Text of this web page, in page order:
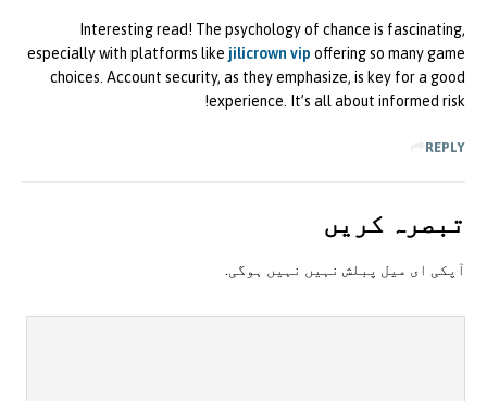
Interesting read! The psychology of chance is fascinating,
especially with platforms like jilicrown vip offering so many game
choices. Account security, as they emphasize, is key for a good
experience. It’s all about informed risk!
REPLY
تبصرہ کريں
آپکی ای ميل پبلش نہيں نہيں ہوگی.